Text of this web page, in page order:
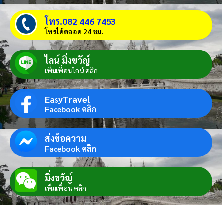
โทร.082 446 7453
โทรได้ตลอด 24 ชม.
ไลน์ มิ่งขวัญ์
เพิ่มเพื่อนไลน์ คลิก
EasyTravel
Facebook คลิก
ส่งข้อความ
Facebook คลิก
มิ่งขวัญ์
เพิ่มเพื่อน คลิก